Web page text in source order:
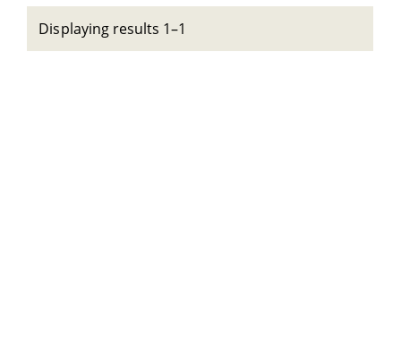
Displaying results 1–1